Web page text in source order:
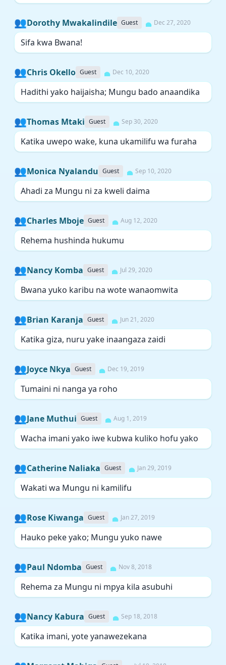
👥Dorothy Mwakalindile Guest Dec 27, 2020
Sifa kwa Bwana!
👥Chris Okello Guest Dec 10, 2020
Hadithi yako haijaisha; Mungu bado anaandika
👥Thomas Mtaki Guest Sep 30, 2020
Katika uwepo wake, kuna ukamilifu wa furaha
👥Monica Nyalandu Guest Sep 10, 2020
Ahadi za Mungu ni za kweli daima
👥Charles Mboje Guest Aug 12, 2020
Rehema hushinda hukumu
👥Nancy Komba Guest Jul 29, 2020
Bwana yuko karibu na wote wanaomwita
👥Brian Karanja Guest Jun 21, 2020
Katika giza, nuru yake inaangaza zaidi
👥Joyce Nkya Guest Dec 19, 2019
Tumaini ni nanga ya roho
👥Jane Muthui Guest Aug 1, 2019
Wacha imani yako iwe kubwa kuliko hofu yako
👥Catherine Naliaka Guest Jan 29, 2019
Wakati wa Mungu ni kamilifu
👥Rose Kiwanga Guest Jan 27, 2019
Hauko peke yako; Mungu yuko nawe
👥Paul Ndomba Guest Nov 8, 2018
Rehema za Mungu ni mpya kila asubuhi
👥Nancy Kabura Guest Sep 18, 2018
Katika imani, yote yanawezekana